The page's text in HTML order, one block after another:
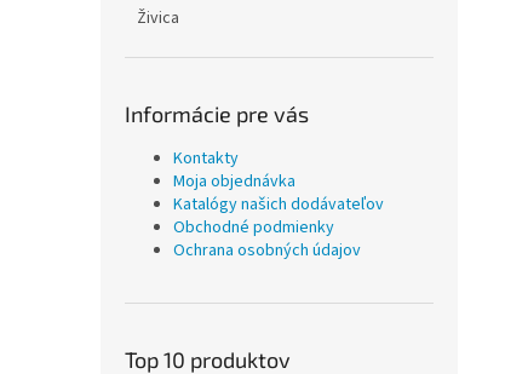
Živica
Informácie pre vás
Kontakty
Moja objednávka
Katalógy našich dodávateľov
Obchodné podmienky
Ochrana osobných údajov
Top 10 produktov